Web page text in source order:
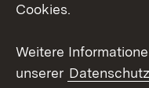
Youtube
Kontakt
Cookies.
Weitere
unserer